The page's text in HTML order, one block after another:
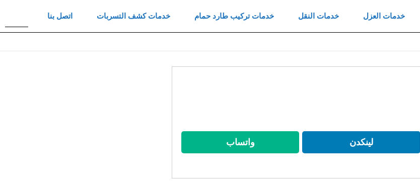
Skip
to
content
خدمات العزل خدمات النقل خدمات تركيب طارد حمام خدمات كشف التسربات اتصل بنا
بحث
عن
لينكدن
لينكدن
واتساب
واتساب